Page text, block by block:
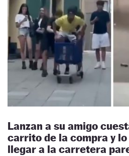
Lanzan a su amigo
carrito de la compra y
llegar a la carretera